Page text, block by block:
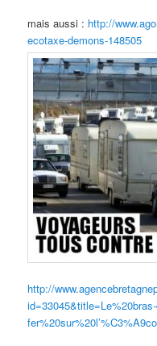
mais aussi : http://
ecotaxe-demons-148505
http://